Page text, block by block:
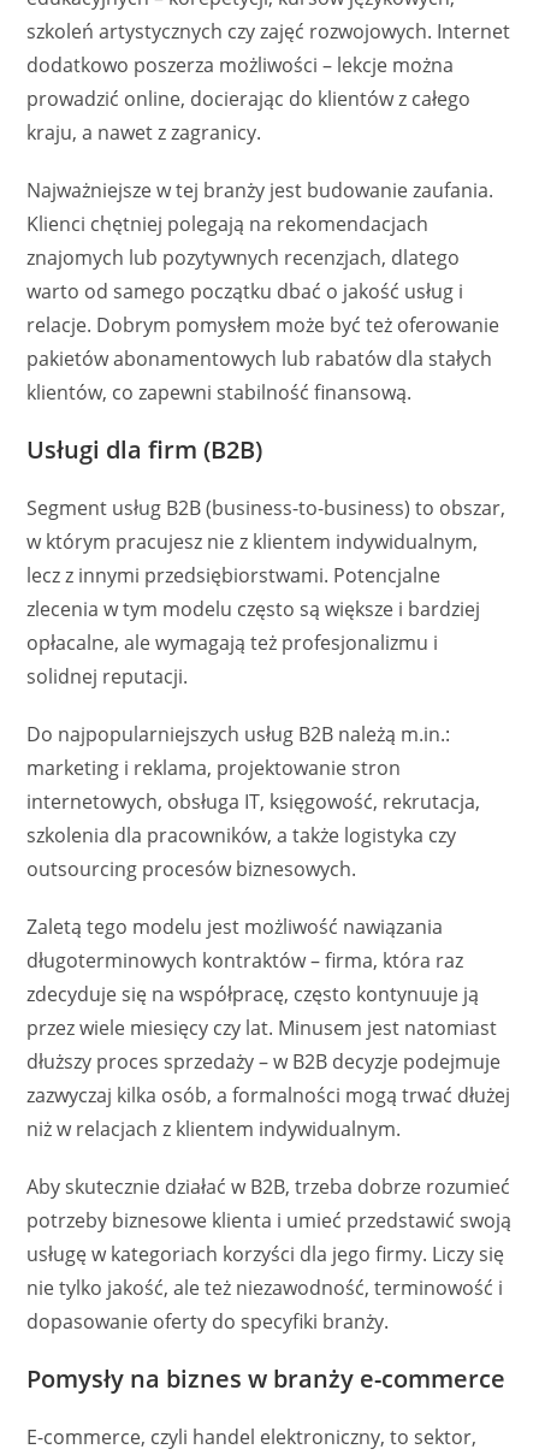
szkoleń artystycznych czy zajęć rozwojowych. Internet
dodatkowo poszerza możliwości – lekcje można
prowadzić online, docierając do klientów z całego
kraju, a nawet z zagranicy.
Najważniejsze w tej branży jest budowanie zaufania.
Klienci chętniej polegają na rekomendacjach
znajomych lub pozytywnych recenzjach, dlatego
warto od samego początku dbać o jakość usług i
relacje. Dobrym pomysłem może być też oferowanie
pakietów abonamentowych lub rabatów dla stałych
klientów, co zapewni stabilność finansową.
Usługi dla firm (B2B)
Segment usług B2B (business-to-business) to obszar,
w którym pracujesz nie z klientem indywidualnym,
lecz z innymi przedsiębiorstwami. Potencjalne
zlecenia w tym modelu często są większe i bardziej
opłacalne, ale wymagają też profesjonalizmu i
solidnej reputacji.
Do najpopularniejszych usług B2B należą m.in.:
marketing i reklama, projektowanie stron
internetowych, obsługa IT, księgowość, rekrutacja,
szkolenia dla pracowników, a także logistyka czy
outsourcing procesów biznesowych.
Zaletą tego modelu jest możliwość nawiązania
długoterminowych kontraktów – firma, która raz
zdecyduje się na współpracę, często kontynuuje ją
przez wiele miesięcy czy lat. Minusem jest natomiast
dłuższy proces sprzedaży – w B2B decyzje podejmuje
zazwyczaj kilka osób, a formalności mogą trwać dłużej
niż w relacjach z klientem indywidualnym.
Aby skutecznie działać w B2B, trzeba dobrze rozumieć
potrzeby biznesowe klienta i umieć przedstawić swoją
usługę w kategoriach korzyści dla jego firmy. Liczy się
nie tylko jakość, ale też niezawodność, terminowość i
dopasowanie oferty do specyfiki branży.
Pomysły na biznes w branży e-commerce
E-commerce, czyli handel elektroniczny, to sektor,